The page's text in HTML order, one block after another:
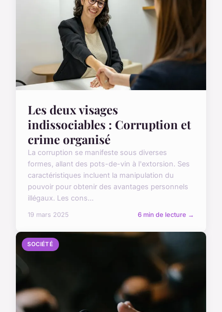
Les deux visages
indissociables : Corruption et
crime organisé
La corruption se manifeste sous diverses
formes, allant des pots-de-vin à l'extorsion. Ses
caractéristiques incluent la manipulation du
pouvoir pour obtenir des avantages personnels
illégaux. Les cons...
19 mars 2025 6 min de lecture →
SOCIÉTÉ